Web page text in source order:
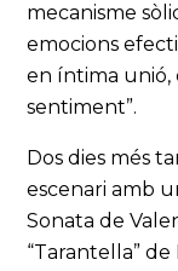
mecanisme
emocions
en íntima unió,
sentiment”.
Dos dies més
escenari amb
Sonata de
“Tarantella”